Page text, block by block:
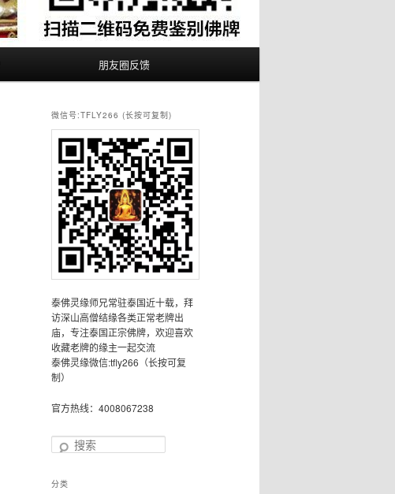
朋友圈反馈
微信号:TFLY266 (长按可复制)
泰佛灵缘师兄常驻泰国近十载，拜
访深山高僧结缘各类正常老牌出
庙，专注泰国正宗佛牌，欢迎喜欢
收藏老牌的缘主一起交流
泰佛灵缘微信:tfly266（长按可复
制）
官方热线：4008067238
搜
分类